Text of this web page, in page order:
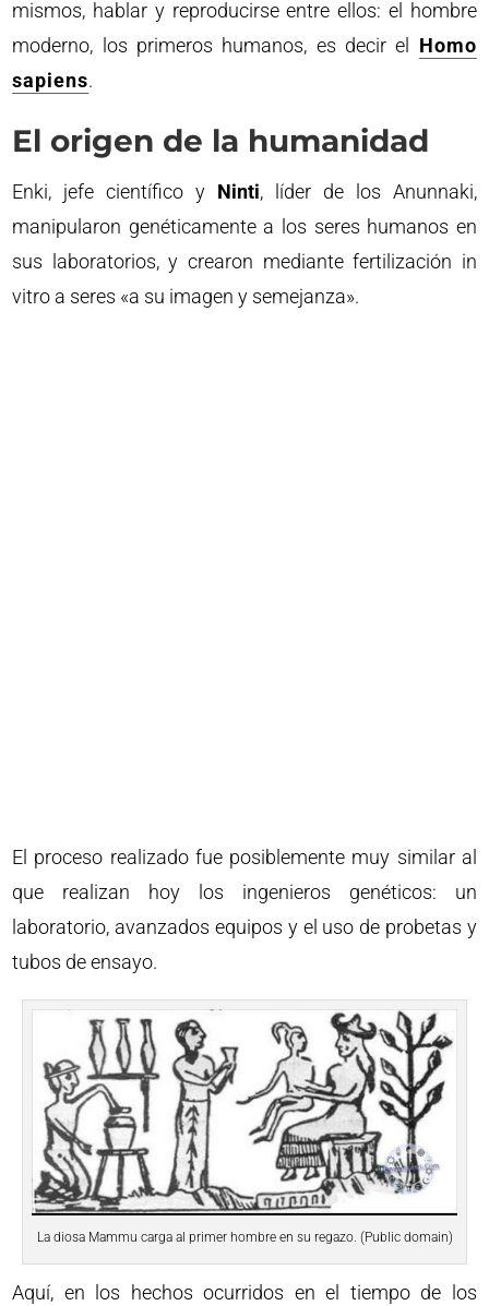
mismos, hablar y reproducirse entre ellos: el hombre
moderno, los primeros humanos, es decir el Homo
sapiens.
El origen de la humanidad
Enki, jefe científico y Ninti, líder de los Anunnaki,
manipularon genéticamente a los seres humanos en
sus laboratorios, y crearon mediante fertilización in
vitro a seres «a su imagen y semejanza».
El proceso realizado fue posiblemente muy similar al
que realizan hoy los ingenieros genéticos: un
laboratorio, avanzados equipos y el uso de probetas y
tubos de ensayo.
La diosa Mammu carga al primer hombre en su regazo. (Public domain)
Aquí, en los hechos ocurridos en el tiempo de los